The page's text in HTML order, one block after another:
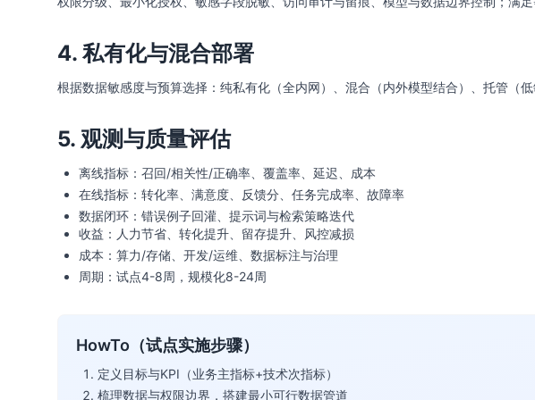
4. 私有化与混合部署
根据数据敏感度与预算选择：纯私有化（全内网）、混合（内外模型结合）、托管（
5. 观测与质量评估
离线指标：召回/相关性/正确率、覆盖率、延迟、成本
在线指标：转化率、满意度、反馈分、任务完成率、故障率
数据闭环：错误例子回灌、提示词与检索策略迭代
收益：人力节省、转化提升、留存提升、风控减损
成本：算力/存储、开发/运维、数据标注与治理
周期：试点4-8周，规模化8-24周
HowTo（试点实施步骤）
定义目标与KPI（业务主指标+技术次指标）
梳理数据与权限边界，搭建最小可行数据管道